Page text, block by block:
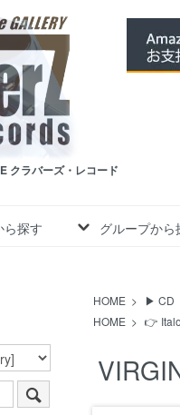
クラバーズ・レコード
ら探す グループから
HOME > ▶ CD
HOME > 👉